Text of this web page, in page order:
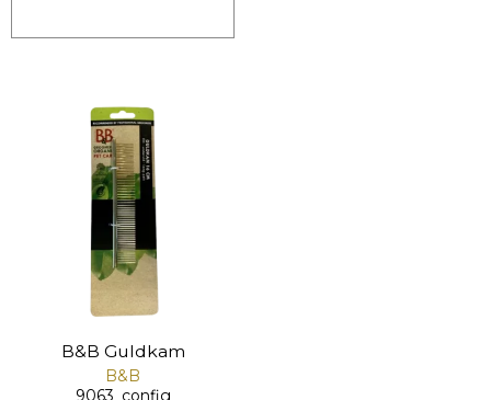
B&B Guldkam
B&B
9063_config